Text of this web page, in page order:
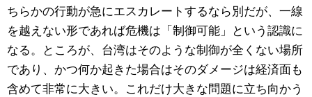
ちらかの行動が急にエスカレートするなら別だが、一線
を越えない形であれば危機は「制御可能」という認識に
なる。ところが、台湾はそのような制御が全くない場所
であり、かつ何か起きた場合はそのダメージは経済面も
含めて非常に大きい。これだけ大きな問題に立ち向かう